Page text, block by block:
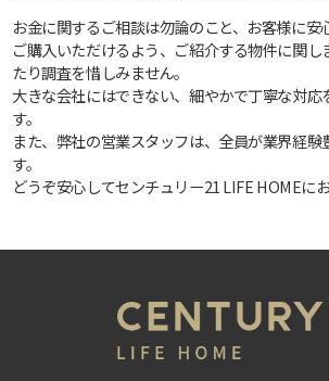
お金に関するご相談は勿論のこと、お客様に安
ご購入いただけるよう、ご紹介する物件に関し
たり調査を惜しみません。
大きな会社にはできない、細やかで丁寧な対応
す。
また、弊社の営業スタッフは、全員が業界経験
す。
どうぞ安心してセンチュリー21 LIFE HOMEに